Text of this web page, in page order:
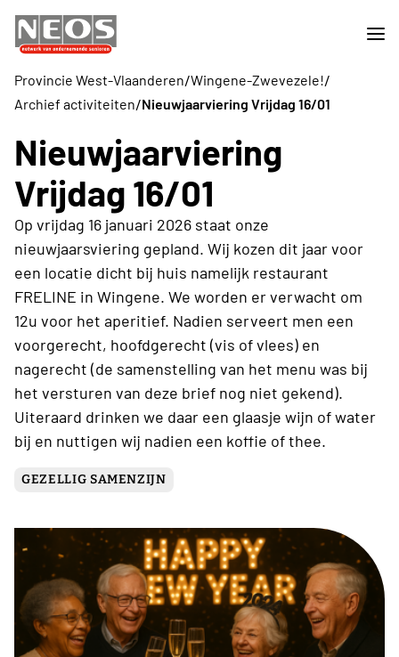
Provincie West-Vlaanderen/Wingene-Zwevezele!/
Archief activiteiten/Nieuwjaarviering Vrijdag 16/01
Nieuwjaarviering
Vrijdag 16/01
Op vrijdag 16 januari 2026 staat onze
nieuwjaarsviering gepland. Wij kozen dit jaar voor
een locatie dicht bij huis namelijk restaurant
FRELINE in Wingene. We worden er verwacht om
12u voor het aperitief. Nadien serveert men een
voorgerecht, hoofdgerecht (vis of vlees) en
nagerecht (de samenstelling van het menu was bij
het versturen van deze brief nog niet gekend).
Uiteraard drinken we daar een glaasje wijn of water
bij en nuttigen wij nadien een koffie of thee.
GEZELLIG SAMENZIJN